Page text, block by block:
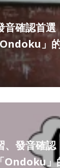
音確認首
」
、發音確
Ondoku」